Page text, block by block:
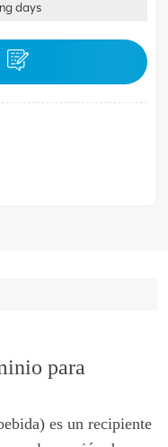
days
para
es un recipiente